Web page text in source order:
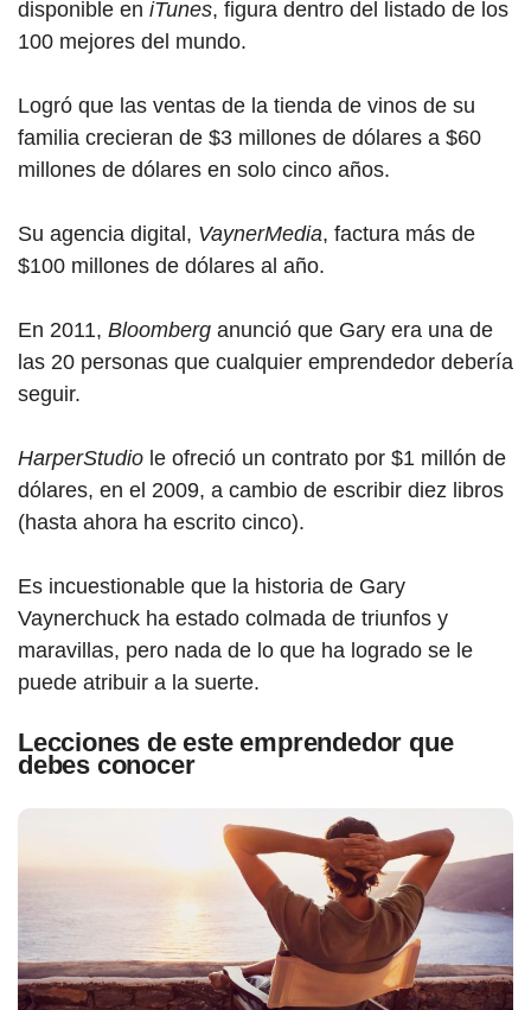
disponible en iTunes, figura dentro del listado de los
100 mejores del mundo.
Logró que las ventas de la tienda de vinos de su
familia crecieran de $3 millones de dólares a $60
millones de dólares en solo cinco años.
Su agencia digital, VaynerMedia, factura más de
$100 millones de dólares al año.
En 2011, Bloomberg anunció que Gary era una de
las 20 personas que cualquier emprendedor debería
seguir.
HarperStudio le ofreció un contrato por $1 millón de
dólares, en el 2009, a cambio de escribir diez libros
(hasta ahora ha escrito cinco).
Es incuestionable que la historia de Gary
Vaynerchuck ha estado colmada de triunfos y
maravillas, pero nada de lo que ha logrado se le
puede atribuir a la suerte.
Lecciones de este emprendedor que
debes conocer